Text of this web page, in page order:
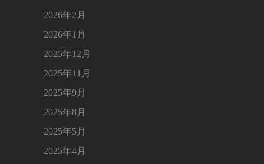
2026年2月
2026年1月
2025年12月
2025年11月
2025年9月
2025年8月
2025年5月
2025年4月